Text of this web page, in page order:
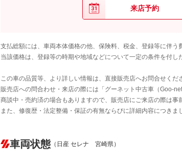
来店予約
支払総額には、車両本体価格の他、保険料、税金、登録等に伴
当該価格は、登録等の時期や地域などについて一定の条件を付し
この車の品質等、より詳しい情報は、直接販売店へお問合せくだ
販売店への問合わせ・来店の際には「グーネット中古車（Goo-
商談中・売約済の場合もありますので、販売店にご来店の際は事
また、修復歴・法定整備・保証の有無ならびに詳細内容につき
車両状態 （日産 セレナ 宮崎県）